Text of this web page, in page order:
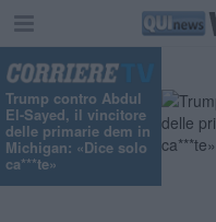
Trump contro Abdul
El-Sayed, il vincitore
delle primarie dem in
Michigan: «Dice solo
ca***te»